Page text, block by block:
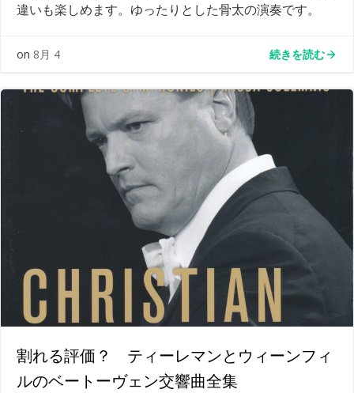
違いも楽しめます。ゆったりとした骨太の演奏です。
on 8月 4 続きを読む
割れる評価？ ティーレマンとウィーンフィ
ルのベートーヴェン交響曲全集